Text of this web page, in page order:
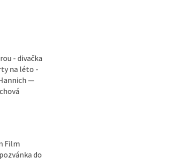
- divačka
na léto -
—
Film
do